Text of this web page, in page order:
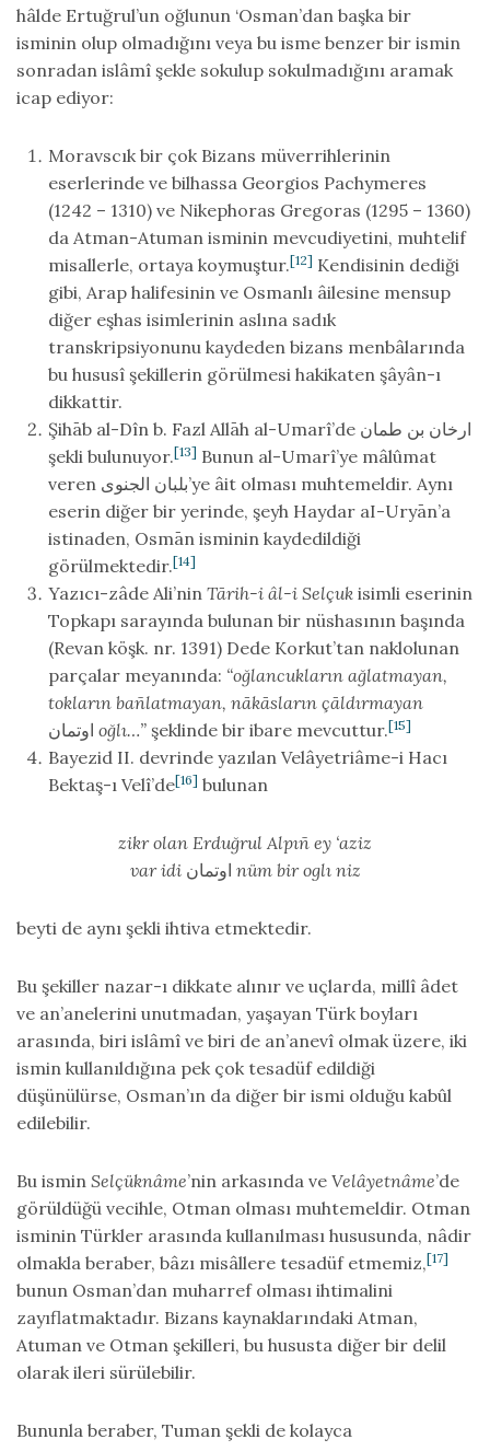
hâlde Ertuğrul’un oğlunun ‘Osman’dan başka bir
isminin olup olmadığını veya bu isme benzer bir ismin
sonradan islâmî şekle sokulup sokulmadığını aramak
icap ediyor:
Moravscık bir çok Bizans müverrihlerinin
eserlerinde ve bilhassa Georgios Pachymeres
(1242 – 1310) ve Nikephoras Gregoras (1295 – 1360)
da Atman-Atuman isminin mevcudiyetini, muhtelif
misallerle, ortaya koymuştur.[12] Kendisinin dediği
gibi, Arap halifesinin ve Osmanlı âilesine mensup
diğer eşhas isimlerinin aslına sadık
transkripsiyonunu kaydeden bizans menbâlarında
bu hususî şekillerin görülmesi hakikaten şâyân-ı
dikkattir.
Şihāb al-Dîn b. Fazl Allāh al-Umarî’de ارخان بن طمان
şekli bulunuyor.[13] Bunun al-Umarî’ye mâlûmat
veren بلبان الجنوى’ye âit olması muhtemeldir. Aynı
eserin diğer bir yerinde, şeyh Haydar aI-Uryān’a
istinaden, Osmān isminin kaydedildiği
görülmektedir.[14]
Yazıcı-zâde Ali’nin Tārih-i âl-i Selçukisimli eserinin
Topkapı sarayında bulunan bir nüshasının başında
(Revan köşk. nr. 1391) Dede Korkut’tan naklolunan
parçalar meyanında: “oğlancukların ağlatmayan,
tokların bañlatmayan, nākāsların çāldırmayan
اوتمان oğlı…”şeklinde bir ibare mevcuttur.[15]
Bayezid II. devrinde yazılan Velâyetriâme-i Hacı
Bektaş-ı Velî’de[16] bulunan
zikr olan Erduğrul Alpıñ ey ‘aziz
var idi اوتمان nüm bir oglı niz
beyti de aynı şekli ihtiva etmektedir.
Bu şekiller nazar-ı dikkate alınır ve uçlarda, millî âdet
ve an’anelerini unutmadan, yaşayan Türk boyları
arasında, biri islâmî ve biri de an’anevî olmak üzere, iki
ismin kullanıldığına pek çok tesadüf edildiği
düşünülürse, Osman’ın da diğer bir ismi olduğu kabûl
edilebilir.
Bu ismin Selçüknâme’nin arkasında ve Velâyetnâme’de
görüldüğü vecihle, Otman olması muhtemeldir. Otman
isminin Türkler arasında kullanılması hususunda, nâdir
olmakla beraber, bâzı misâllere tesadüf etmemiz,[17]
bunun Osman’dan muharref olması ihtimalini
zayıflatmaktadır. Bizans kaynaklarındaki Atman,
Atuman ve Otman şekilleri, bu hususta diğer bir delil
olarak ileri sürülebilir.
Bununla beraber, Tuman şekli de kolayca